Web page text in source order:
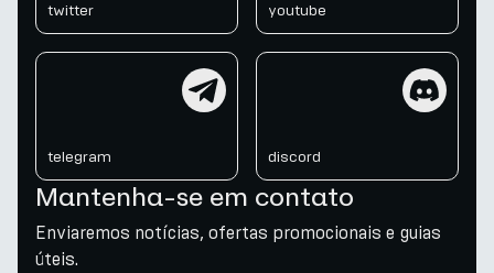
twitter youtube
telegram discord
Mantenha-se em contato
Enviaremos notícias, ofertas promocionais e guias
úteis.